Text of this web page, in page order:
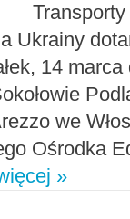
Ukrainy
14
we
Ośrodka
»